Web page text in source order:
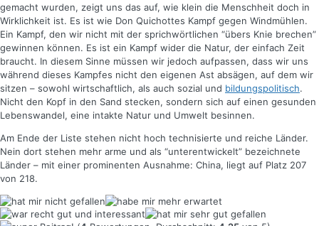
gemacht wurden, zeigt uns das auf, wie klein die Menschheit doch in
Wirklichkeit ist. Es ist wie Don Quichottes Kampf gegen Windmühlen.
Ein Kampf, den wir nicht mit der sprichwörtlichen “übers Knie brechen”
gewinnen können. Es ist ein Kampf wider die Natur, der einfach Zeit
braucht. In diesem Sinne müssen wir jedoch aufpassen, dass wir uns
während dieses Kampfes nicht den eigenen Ast absägen, auf dem wir
sitzen – sowohl wirtschaftlich, als auch sozial und bildungspolitisch.
Nicht den Kopf in den Sand stecken, sondern sich auf einen gesunden
Lebenswandel, eine intakte Natur und Umwelt besinnen.
Am Ende der Liste stehen nicht hoch technisierte und reiche Länder.
Nein dort stehen mehr arme und als “unterentwickelt” bezeichnete
Länder – mit einer prominenten Ausnahme: China, liegt auf Platz 207
von 218.